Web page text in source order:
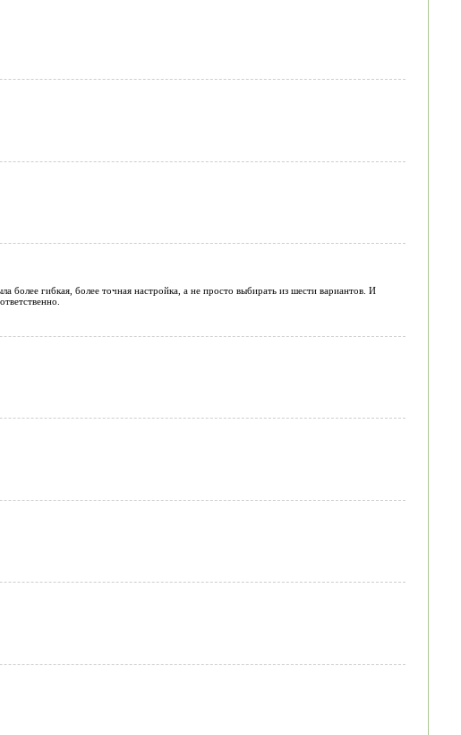
гибкая, более точная настройка, а не просто выбирать из шести вариантов. И